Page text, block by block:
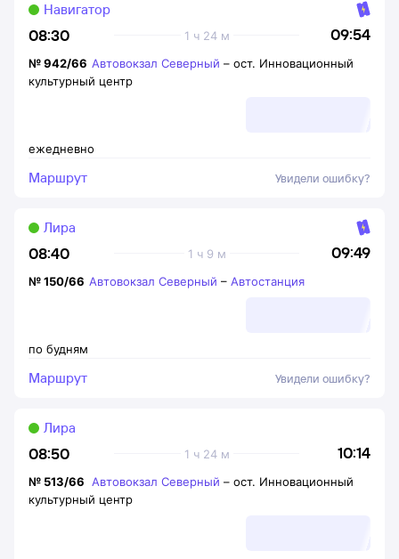
08:30 09:54
1 ч 24 м
Навигатор
ежедневно
№942/66 Автовокзал Северный – ост. Инновационный
культурный центр
Маршрут Увидели ошибку?
08:40 09:49
1 ч 9 м
Лира
по будням
№150/66 Автовокзал Северный – Автостанция
Маршрут Увидели ошибку?
08:50 10:14
1 ч 24 м
Лира
№ 513/66 Автовокзал Северный – ост. Инновационный
культурный центр